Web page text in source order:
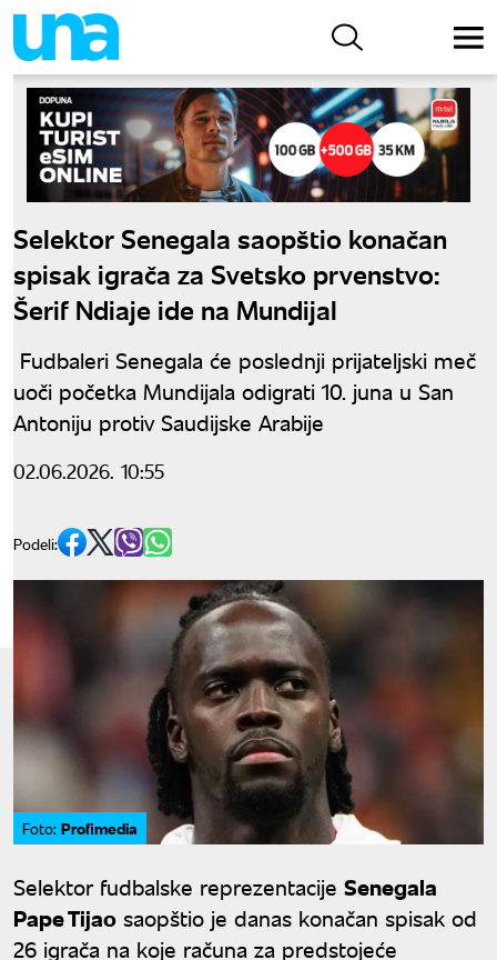
Selektor Senegala saopštio konačan
spisak igrača za Svetsko prvenstvo:
Šerif Ndiaje ide na Mundijal
Fudbaleri Senegala će poslednji prijateljski meč
uoči početka Mundijala odigrati 10. juna u San
Antoniju protiv Saudijske Arabije
02.06.2026. 10:55
Podeli:
Foto: Profimedia
Selektor fudbalske reprezentacije Senegala
Pape Tijao saopštio je danas konačan spisak od
26 igrača na koje računa za predstojeće